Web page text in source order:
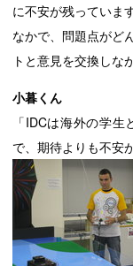
に不安が残っていま
なかで、問題点がど
トと意見を交換しな
小暮くん
「IDCは海外の学
で、期待よりも不安